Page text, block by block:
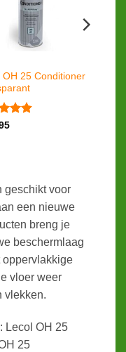
OH 25 Conditioner
geschikt voor
een nieuwe
breng je
beschermlaag
oppervlakkige
vloer weer
vlekken.
Lecol OH 25
25